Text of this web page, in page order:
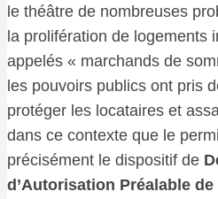
le théâtre de nombreuses
la prolifération de logements
appelés « marchands de
les pouvoirs publics ont pris
protéger les locataires et
dans ce contexte que le
précisément le dispositif de
d’Autorisation Préalable